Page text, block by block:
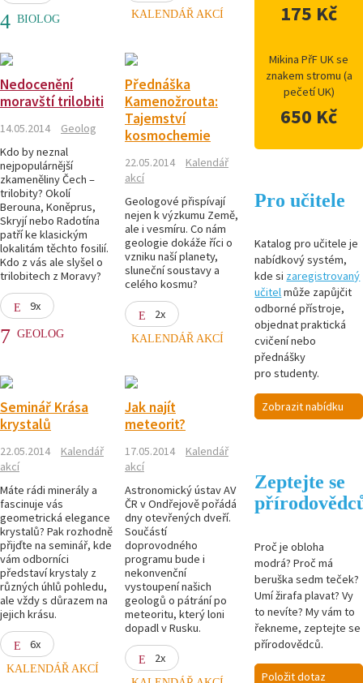
BIOLOG KALENDÁŘ AKCÍ
Nedocenění
moravští trilobiti
14.05.2014
Geolog
Kdo by neznal
nejpopulárnější
zkameněliny Čech –
trilobity? Okolí
Berouna, Koněprus,
Skryjí nebo Radotína
patří ke klasickým
lokalitám těchto fosilií.
Kdo z vás ale slyšel o
trilobitech z Moravy?
9x
GEOLOG
Přednáška
Kamenožrouta:
Tajemství
kosmochemie
22.05.2014
Kalendář
akcí
Geologové přispívají
nejen k výzkumu Země,
ale i vesmíru. Co nám
geologie dokáže říci o
vzniku naší planety,
sluneční soustavy a
celého kosmu?
2x
KALENDÁŘ AKCÍ
Seminář Krása
krystalů
22.05.2014
Kalendář
akcí
Máte rádi minerály a
fascinuje vás
geometrická elegance
krystalů? Pak rozhodně
přijďte na seminář, kde
vám odborníci
představí krystaly z
různých úhlů pohledu,
ale vždy s důrazem na
jejich krásu.
6x
KALENDÁŘ AKCÍ
Jak najít
meteorit?
17.05.2014
Kalendář
akcí
Astronomický ústav AV
ČR v Ondřejově pořádá
dny otevřených dveří.
Součástí
doprovodného
programu bude i
nekonvenční
vystoupení našich
geologů o pátrání po
meteoritu, který loni
dopadl v Rusku.
2x
175 Kč
Mikina PřF UK se
znakem stromu (a
pečetí UK)
650 Kč
Pro učitele
Katalog pro učitele je
nabídkový systém,
kde si zaregistrovaný
učitelmůže zapůjčit
odborné přístroje,
objednat praktická
cvičení nebo
přednášky
pro studenty.
Zobrazit nabídku
Zeptejte se
Proč je obloha
modrá? Proč má
beruška sedm teček?
Umí žirafa plavat? Vy
to nevíte? My vám to
řekneme, zeptejte se
přírodovědců.
Položit dotaz